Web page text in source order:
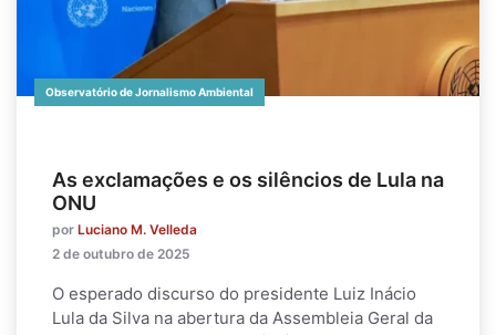
Observatório de Jornalismo Ambiental
As exclamações e os silêncios de Lula na
ONU
por Luciano M. Velleda
2 de outubro de 2025
O esperado discurso do presidente Luiz Inácio
Lula da Silva na abertura da Assembleia Geral da